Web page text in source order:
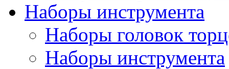
Наборы инструмента
Наборы головок
Наборы инструмента